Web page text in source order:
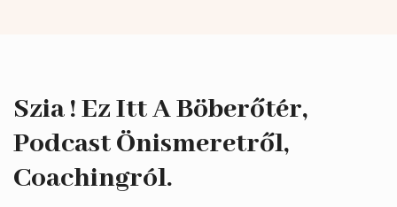
Szia ! Ez Itt A Böberőtér,
Podcast Önismeretről,
Coachingról.